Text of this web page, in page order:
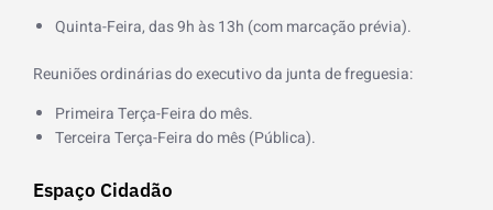
Quinta-Feira, das 9h às 13h (com marcação prévia).
Reuniões ordinárias do executivo da junta de freguesia:
Primeira Terça-Feira do mês.
Terceira Terça-Feira do mês (Pública).
Espaço Cidadão